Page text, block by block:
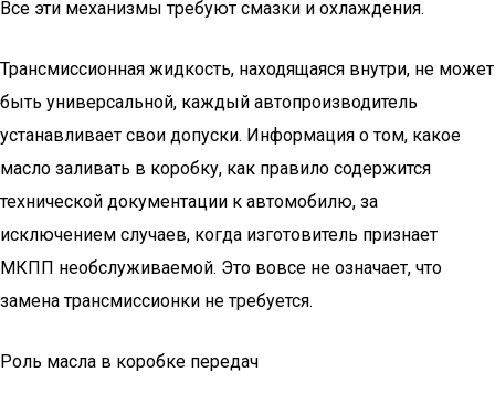
Все эти механизмы требуют смазки и охлаждения.
Трансмиссионная жидкость, находящаяся внутри, не может
быть универсальной, каждый автопроизводитель
устанавливает свои допуски. Информация о том, какое
масло заливать в коробку, как правило содержится
технической документации к автомобилю, за
исключением случаев, когда изготовитель признает
МКПП необслуживаемой. Это вовсе не означает, что
замена трансмиссионки не требуется.
Роль масла в коробке передач